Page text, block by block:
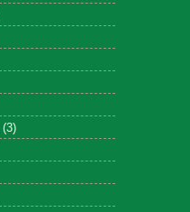
(3)